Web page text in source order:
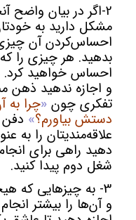
2-اگر در بیان واضح
مشکل دارید به
احساس‌کردن آن چیزی
بدهید. هر چیزی را که
احساس خواهید کرد.
و اجازه ندهید ذهن
تفکری چون «چرا به
دستش بیاورم؟» دفن
علاقه‌مندیتان را به
دهید راهی برای
شغل دوم پیدا کنید.
3- به چیزهایی که
و آن‌ها را بیشتر